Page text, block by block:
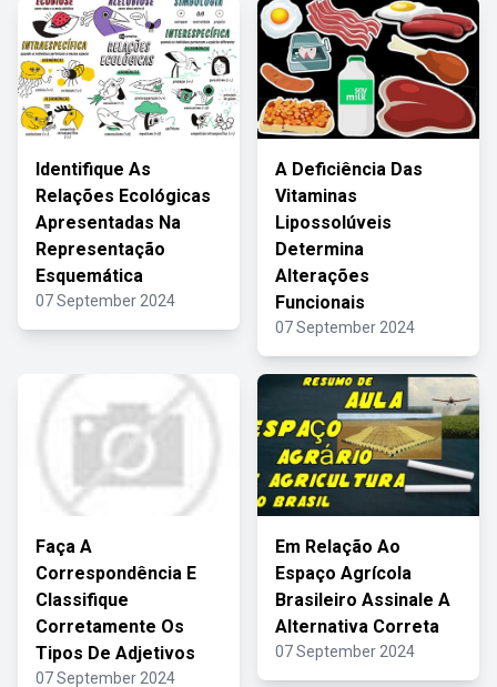
Identifique As
Relações Ecológicas
Apresentadas Na
Representação
Esquemática
07 September 2024
A Deficiência Das
Vitaminas
Lipossolúveis
Determina
Alterações
Funcionais
07 September 2024
Faça A
Correspondência E
Classifique
Corretamente Os
Tipos De Adjetivos
07 September 2024
Em Relação Ao
Espaço Agrícola
Brasileiro Assinale A
Alternativa Correta
07 September 2024